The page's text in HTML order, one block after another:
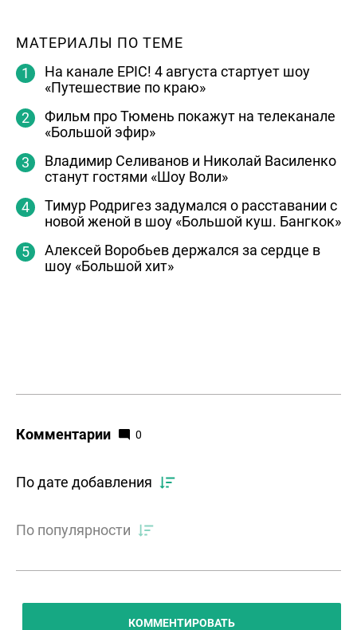
МАТЕРИАЛЫ ПО ТЕМЕ
На канале EPIC! 4 августа стартует шоу
«Путешествие по краю»
Фильм про Тюмень покажут на телеканале
«Большой эфир»
Владимир Селиванов и Николай Василенко
станут гостями «Шоу Воли»
Тимур Родригез задумался о расставании с
новой женой в шоу «Большой куш. Бангкок»
Алексей Воробьев держался за сердце в
шоу «Большой хит»
Комментарии 0
По дате добавления
По популярности
КОММЕНТИРОВАТЬ